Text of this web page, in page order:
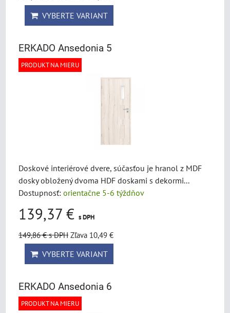
VYBERTE VARIANT
ERKADO Ansedonia 5
PRODUKT NA MIERU
Doskové interiérové dvere, súčasťou je hranol z MDF
dosky obložený dvoma HDF doskami s dekormi...
Dostupnosť: orientačne 5-6 týždňov
139,37 € s DPH
149,86 €s DPH Zľava 10,49 €
VYBERTE VARIANT
ERKADO Ansedonia 6
PRODUKT NA MIERU